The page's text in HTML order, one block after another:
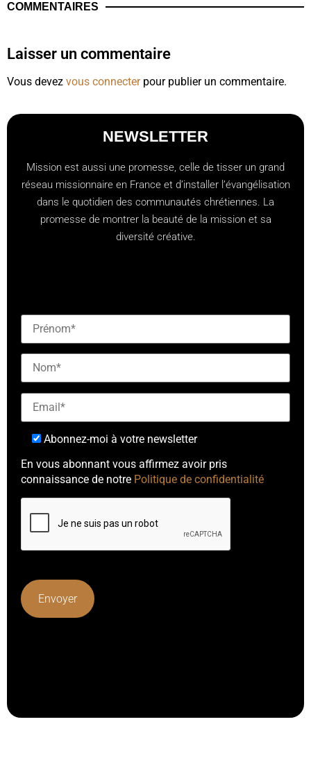
COMMENTAIRES
Laisser un commentaire
Vous devez vous connecterpour publier un commentaire.
NEWSLETTER
Mission est aussi une promesse, celle de tisser un grand
réseau missionnaire en France et d’installer l’évangélisation
dans le quotidien des communautés chrétiennes. La
promesse de montrer la beauté de la mission et sa
diversité créative.
Abonnez-moi à votre newsletter
En vous abonnant vous affirmez avoir pris
connaissance de notre Politique de confidentialité